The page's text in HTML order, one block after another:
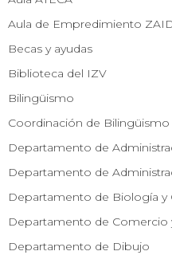
Aula de Empredimiento
Becas y ayudas
Biblioteca del IZV
Bilingüismo
Coordinación de Bilingüismo
Departamento de
Departamento de
Departamento de Biología y
Departamento de Comercio
Departamento de Dibujo